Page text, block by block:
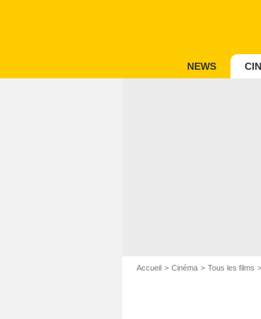
NEWS
Accueil Cinéma Tous les films